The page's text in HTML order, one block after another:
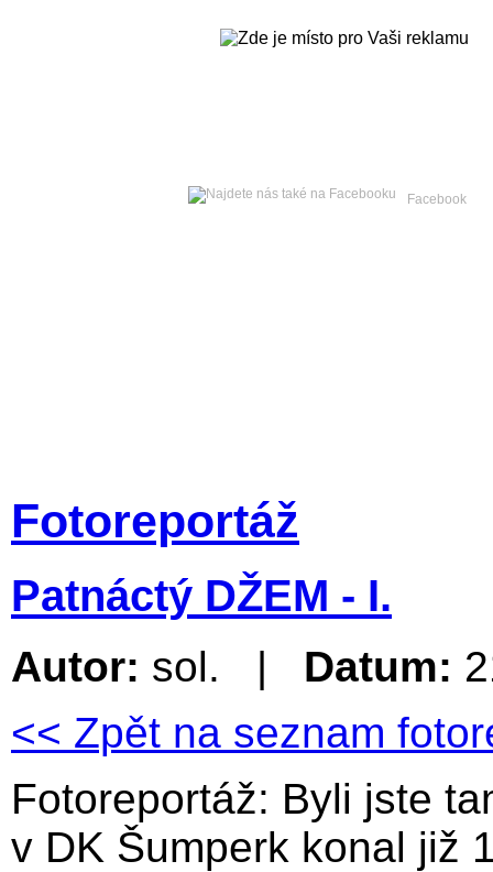
Facebook
Fotoreportáž
Patnáctý DŽEM - I.
Autor: sol. | Datum:
<< Zpět na seznam
Fotoreportáž: Byli jste
v DK Šumperk konal již